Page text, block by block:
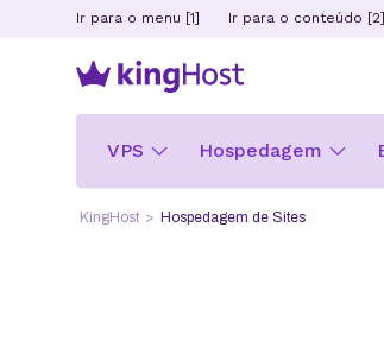
Ir para o menu [1] Ir para o conteúdo [2]
VPS Hospedagem
KingHost Hospedagem de Sites